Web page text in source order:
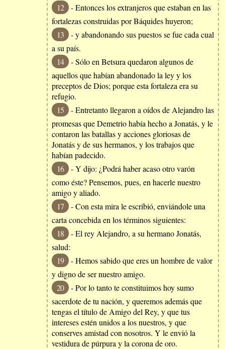
12
- Entonces los extranjeros que estaban en las
fortalezas construidas por Báquides huyeron;
13
- y abandonando sus puestos se fue cada cual
a su país.
14
- Sólo en Betsura quedaron algunos de
aquellos que habían abandonado la ley y los
preceptos de Dios; porque esta fortaleza era su
refugio.
15
- Entretanto llegaron a oídos de Alejandro las
promesas que Demetrio había hecho a Jonatás, y le
contaron las batallas y acciones gloriosas de
Jonatás y de sus hermanos, y los trabajos que
habían padecido.
16
- Y dijo: ¿Podrá haber acaso otro varón
como éste? Pensemos, pues, en hacerle nuestro
amigo y aliado.
17
- Con esta mira le escribió, enviándole una
carta concebida en los términos siguientes:
18
- El rey Alejandro, a su hermano Jonatás,
salud:
19
- Hemos sabido que eres un hombre de valor
y digno de ser nuestro amigo.
20
- Por lo tanto te constituimos hoy sumo
sacerdote de tu nación, y queremos además que
tengas el título de Amigo del Rey, y que tus
intereses estén unidos a los nuestros, y que
conserves amistad con nosotros. Y le envió la
vestidura de púrpura y la corona de oro.